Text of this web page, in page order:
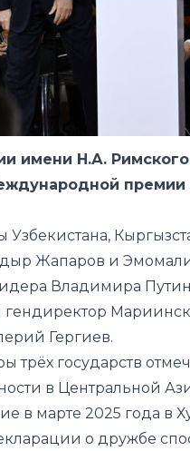
имени Н.А.
Жапаров и
Владимира
Гергиев.
государств
в Центральной
в марте 2025 года в
о дружбе
регионального
приверженности
Центральной Азии